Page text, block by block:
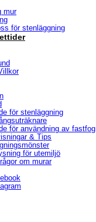
mur
för stenläggning
för stenläggning
för användning av fastfog
& Tips
för utemiljö
om murar